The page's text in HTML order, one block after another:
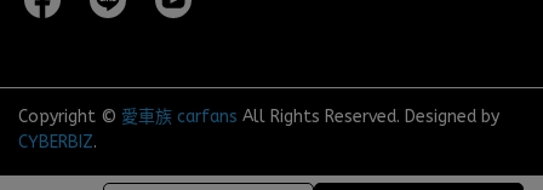
Copyright © 愛車族 carfans All Rights Reserved. Designed by
CYBERBIZ.